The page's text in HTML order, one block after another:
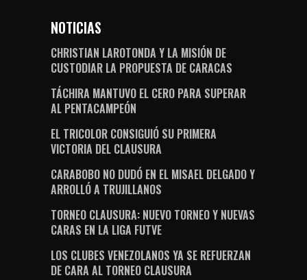
NOTICIAS
CHRISTIAN LAROTONDA Y LA MISIÓN DE
CUSTODIAR LA PROPUESTA DE CARACAS
TÁCHIRA MANTUVO EL CERO PARA SUPERAR
AL PENTACAMPEÓN
EL TRICOLOR CONSIGUIÓ SU PRIMERA
VICTORIA DEL CLAUSURA
CARABOBO NO DUDÓ EN EL MISAEL DELGADO Y
ARROLLÓ A TRUJILLANOS
TORNEO CLAUSURA: NUEVO TORNEO Y NUEVAS
CARAS EN LA LIGA FUTVE
LOS CLUBES VENEZOLANOS YA SE REFUERZAN
DE CARA AL TORNEO CLAUSURA